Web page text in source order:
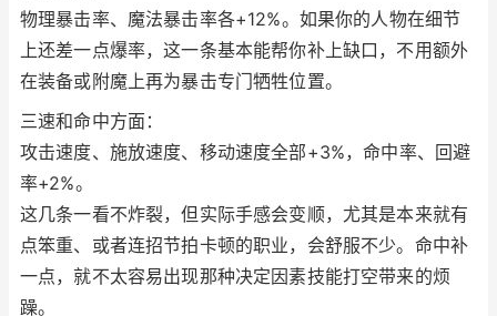
物理暴击率、魔法暴击率各+12%。如果你的人物在细节
上还差一点爆率，这一条基本能帮你补上缺口，不用额外
在装备或附魔上再为暴击专门牺牲位置。
三速和命中方面：
攻击速度、施放速度、移动速度全部+3%，命中率、回避
率+2%。
这几条一看不炸裂，但实际手感会变顺，尤其是本来就有
点笨重、或者连招节拍卡顿的职业，会舒服不少。命中补
一点，就不太容易出现那种决定因素技能打空带来的烦
躁。